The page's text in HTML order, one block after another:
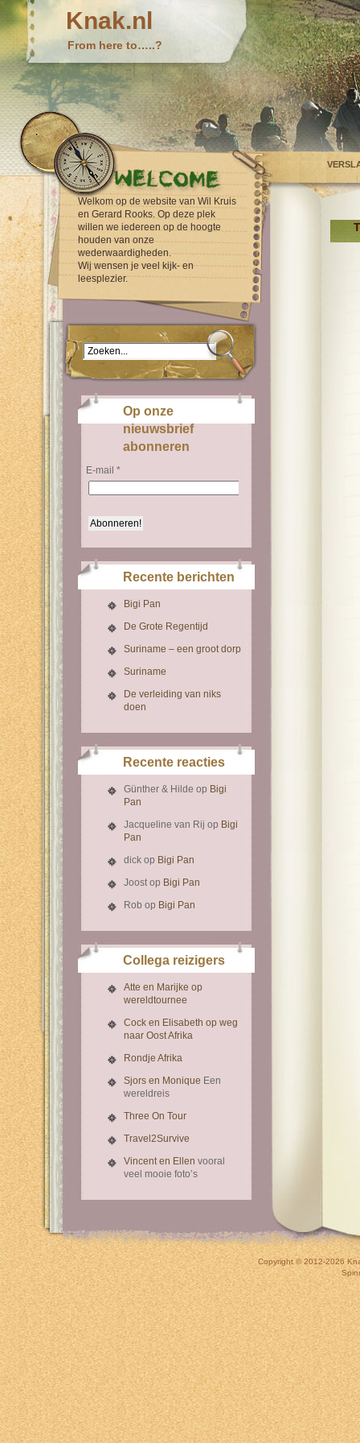
Knak.nl
From here to…..?
Welkom op de website van Wil Kruis
en Gerard Rooks. Op deze plek
willen we iedereen op de hoogte
houden van onze
wederwaardigheden.
Wij wensen je veel kijk- en
leesplezier.
Op onze
nieuwsbrief
abonneren
E-mail *
Recente berichten
Bigi Pan
De Grote Regentijd
Suriname – een groot dorp
Suriname
De verleiding van niks
doen
Recente reacties
Günther & Hilde op Bigi
Pan
Jacqueline van Rij op Bigi
Pan
dick op Bigi Pan
Joostop Bigi Pan
Rob op Bigi Pan
Collega reizigers
Atte en Marijke op
wereldtournee
Cock en Elisabeth op weg
naar Oost Afrika
Rondje Afrika
Sjors en Monique Een
wereldreis
Three On Tour
Travel2Survive
Vincent en Ellen vooral
veel mooie foto’s
Copyright © 2012-2026